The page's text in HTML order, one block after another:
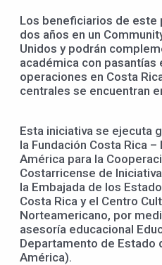
Los beneficiarios de este
dos años en un
Unidos y podrán
académica con
operaciones en Costa
centrales se encuentran
Esta iniciativa se ejecuta
la Fundación Costa Rica
América para la
Costarricense de
la Embajada de los
Costa Rica y el Centro
Norteamericano, por
asesoría educacional
Departamento de Estado
América).